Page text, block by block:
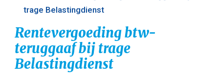
trage Belastingdienst
Rentevergoeding btw-
teruggaaf bij trage
Belastingdienst